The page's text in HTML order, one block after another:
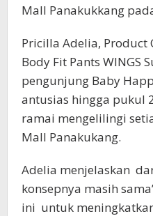
Mall Panakukkang
Pricilla Adelia,
Body Fit Pants WINGS
pengunjung Baby
antusias hingga pukul
ramai mengelilingi
Mall Panakukang.
Adelia menjelaskan
konsepnya masih
ini untuk